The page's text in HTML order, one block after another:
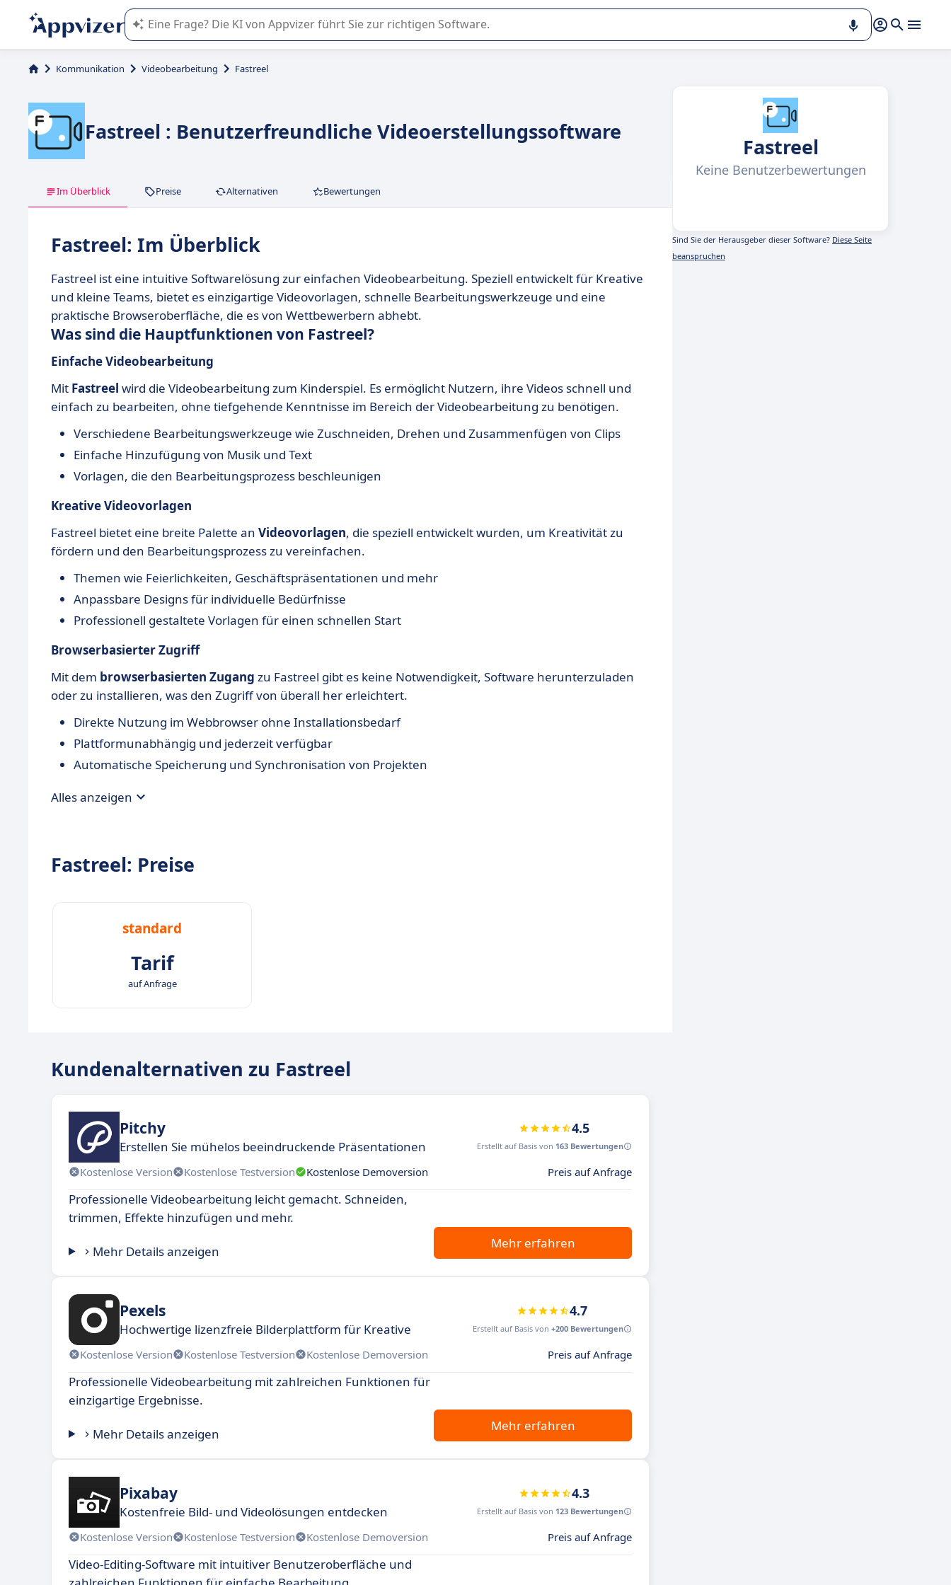
Die KI von Appvizer führt Sie bei der Nutzung oder Auswahl von SaaS-Software in Unternehmen.
Kommunikation Videobearbeitung Fastreel
Fastreel : Benutzerfreundliche Videoerstellungssoftware
Im Überblick Preise Alternativen Bewertungen
Fastreel: Im Überblick
Fastreel ist eine intuitive Softwarelösung zur einfachen Videobearbeitung. Speziell entwickelt für Kreative
und kleine Teams, bietet es einzigartige Videovorlagen, schnelle Bearbeitungswerkzeuge und eine
praktische Browseroberfläche, die es von Wettbewerbern abhebt.
Was sind die Hauptfunktionen von Fastreel?
Einfache Videobearbeitung
Mit Fastreel wird die Videobearbeitung zum Kinderspiel. Es ermöglicht Nutzern, ihre Videos schnell und
einfach zu bearbeiten, ohne tiefgehende Kenntnisse im Bereich der Videobearbeitung zu benötigen.
Verschiedene Bearbeitungswerkzeuge wie Zuschneiden, Drehen und Zusammenfügen von Clips
Einfache Hinzufügung von Musik und Text
Vorlagen, die den Bearbeitungsprozess beschleunigen
Kreative Videovorlagen
Fastreel bietet eine breite Palette an Videovorlagen, die speziell entwickelt wurden, um Kreativität zu
fördern und den Bearbeitungsprozess zu vereinfachen.
Themen wie Feierlichkeiten, Geschäftspräsentationen und mehr
Anpassbare Designs für individuelle Bedürfnisse
Professionell gestaltete Vorlagen für einen schnellen Start
Browserbasierter Zugriff
Mit dem browserbasierten Zugang zu Fastreel gibt es keine Notwendigkeit, Software herunterzuladen
oder zu installieren, was den Zugriff von überall her erleichtert.
Direkte Nutzung im Webbrowser ohne Installationsbedarf
Plattformunabhängig und jederzeit verfügbar
Automatische Speicherung und Synchronisation von Projekten
Alles anzeigen
Fastreel: Preise
standard
Tarif
auf Anfrage
Kundenalternativen zu Fastreel
Pitchy
Erstellen Sie mühelos beeindruckende Präsentationen
4.5
Erstellt auf Basis von 163 Bewertungen
Kostenlose Version Kostenlose Testversion Kostenlose Demoversion Preis auf Anfrage
Professionelle Videobearbeitung leicht gemacht. Schneiden,
trimmen, Effekte hinzufügen und mehr.
Mehr Details anzeigen
Mehr erfahren
Pexels
Hochwertige lizenzfreie Bilderplattform für Kreative
4.7
Erstellt auf Basis von +200 Bewertungen
Kostenlose Version Kostenlose Testversion Kostenlose Demoversion Preis auf Anfrage
Professionelle Videobearbeitung mit zahlreichen Funktionen für
einzigartige Ergebnisse.
Mehr Details anzeigen
Mehr erfahren
Pixabay
Kostenfreie Bild- und Videolösungen entdecken
4.3
Erstellt auf Basis von 123 Bewertungen
Kostenlose Version Kostenlose Testversion Kostenlose Demoversion Preis auf Anfrage
Video-Editing-Software mit intuitiver Benutzeroberfläche und
Fastreel
Keine Benutzerbewertungen
Sind Sie der Herausgeber dieser Software? Diese Seite
beanspruchen